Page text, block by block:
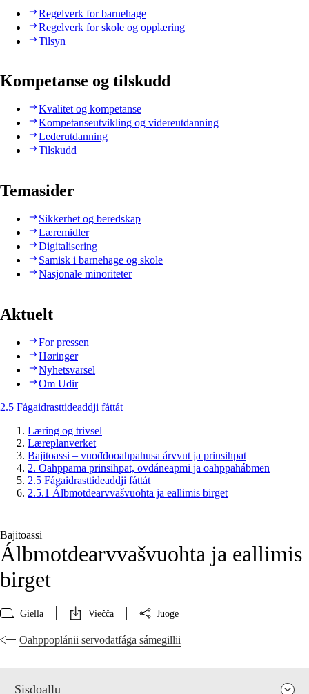
Regelverk for barnehage
Regelverk for skole og opplæring
Tilsyn
Kompetanse og tilskudd
Kvalitet og kompetanse
Kompetanseutvikling og videreutdanning
Lederutdanning
Tilskudd
Temasider
Sikkerhet og beredskap
Læremidler
Digitalisering
Samisk i barnehage og skole
Nasjonale minoriteter
Aktuelt
For pressen
Høringer
Nyhetsvarsel
Om Udir
2.5 Fágaidrasttideaddji fáttát
Læring og trivsel
Læreplanverket
Bajitoassi – vuođđooahpahusa árvvut ja prinsihpat
2. Oahppama prinsihpat, ovdáneapmi ja oahppahábmen
2.5 Fágaidrasttideaddji fáttát
2.5.1 Álbmotdearvvašvuohta ja eallimis birget
Bajitoassi
Álbmotdearvvašvuohta ja eallimis
birget
Giella Viečča Juoge
Oahppoplánii servodatfága sámegillii
Sisdoallu